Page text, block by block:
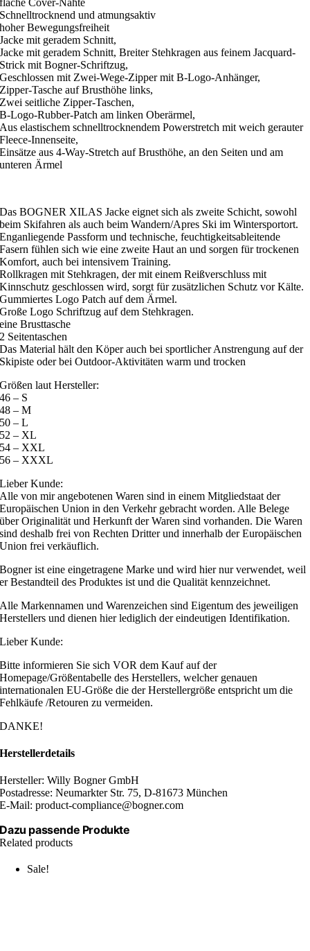
Schnelltrocknend und atmungsaktiv
hoher Bewegungsfreiheit
Jacke mit geradem Schnitt,
Jacke mit geradem Schnitt, Breiter Stehkragen aus feinem Jacquard-
Strick mit Bogner-Schriftzug,
Geschlossen mit Zwei-Wege-Zipper mit B-Logo-Anhänger,
Zipper-Tasche auf Brusthöhe links,
Zwei seitliche Zipper-Taschen,
B-Logo-Rubber-Patch am linken Oberärmel,
Aus elastischem schnelltrocknendem Powerstretch mit weich gerauter
Fleece-Innenseite,
Einsätze aus 4-Way-Stretch auf Brusthöhe, an den Seiten und am
unteren Ärmel
Das BOGNER XILAS Jacke eignet sich als zweite Schicht, sowohl
beim Skifahren als auch beim Wandern/Apres Ski im Wintersportort.
Enganliegende Passform und technische, feuchtigkeitsableitende
Fasern fühlen sich wie eine zweite Haut an und sorgen für trockenen
Komfort, auch bei intensivem Training.
Rollkragen mit Stehkragen, der mit einem Reißverschluss mit
Kinnschutz geschlossen wird, sorgt für zusätzlichen Schutz vor Kälte.
Gummiertes Logo Patch auf dem Ärmel.
Große Logo Schriftzug auf dem Stehkragen.
eine Brusttasche
2 Seitentaschen
Das Material hält den Köper auch bei sportlicher Anstrengung auf der
Skipiste oder bei Outdoor-Aktivitäten warm und trocken
Größen laut Hersteller:
46 – S
48 – M
50 – L
52 – XL
54 – XXL
56 – XXXL
Lieber Kunde:
Alle von mir angebotenen Waren sind in einem Mitgliedstaat der
Europäischen Union in den Verkehr gebracht worden. Alle Belege
über Originalität und Herkunft der Waren sind vorhanden. Die Waren
sind deshalb frei von Rechten Dritter und innerhalb der Europäischen
Union frei verkäuflich.
Bogner ist eine eingetragene Marke und wird hier nur verwendet, weil
er Bestandteil des Produktes ist und die Qualität kennzeichnet.
Alle Markennamen und Warenzeichen sind Eigentum des jeweiligen
Herstellers und dienen hier lediglich der eindeutigen Identifikation.
Lieber Kunde:
Bitte informieren Sie sich VOR dem Kauf auf der
Homepage/Größentabelle des Herstellers, welcher genauen
internationalen EU-Größe die der Herstellergröße entspricht um die
Fehlkäufe /Retouren zu vermeiden.
DANKE!
Herstellerdetails
Hersteller: Willy Bogner GmbH
Postadresse: Neumarkter Str. 75, D-81673 München
E-Mail: product-compliance@bogner.com
Dazu passende Produkte
Related products
Sale!